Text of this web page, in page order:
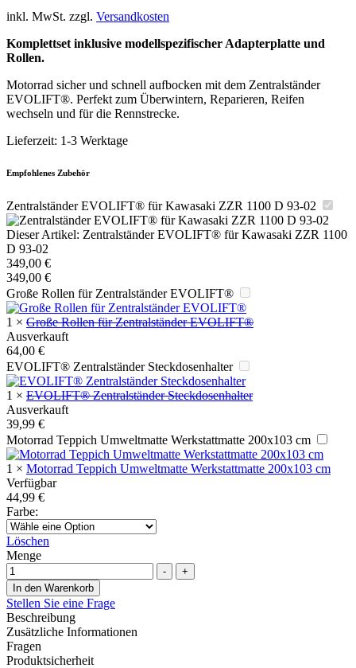
inkl. MwSt. zzgl. Versandkosten
Komplettset inklusive modellspezifischer Adapterplatte und
Rollen.
Motorrad sicher und schnell aufbocken mit dem Zentralständer
EVOLIFT®. Perfekt zum Überwintern, Reparieren, Reifen
wechseln und für die Rennstrecke.
Lieferzeit: 1-3 Werktage
Empfohlenes Zubehör
Zentralständer EVOLIFT® für Kawasaki ZZR 1100 D 93-02
Dieser Artikel: Zentralständer EVOLIFT® für Kawasaki ZZR 1100
D 93-02
349,00 €
349,00 €
Große Rollen für Zentralständer EVOLIFT®
1 × Große Rollen für Zentralständer EVOLIFT®
Ausverkauft
64,00 €
EVOLIFT® Zentralständer Steckdosenhalter
1 × EVOLIFT® Zentralständer Steckdosenhalter
Ausverkauft
39,99 €
Motorrad Teppich Umweltmatte Werkstattmatte 200x103 cm
1 × Motorrad Teppich Umweltmatte Werkstattmatte 200x103 cm
Verfügbar
44,99 €
Farbe:
Löschen
Menge
-
+
In den Warenkorb
Stellen Sie eine Frage
Beschreibung
Zusätzliche Informationen
Fragen
Produktsicherheit